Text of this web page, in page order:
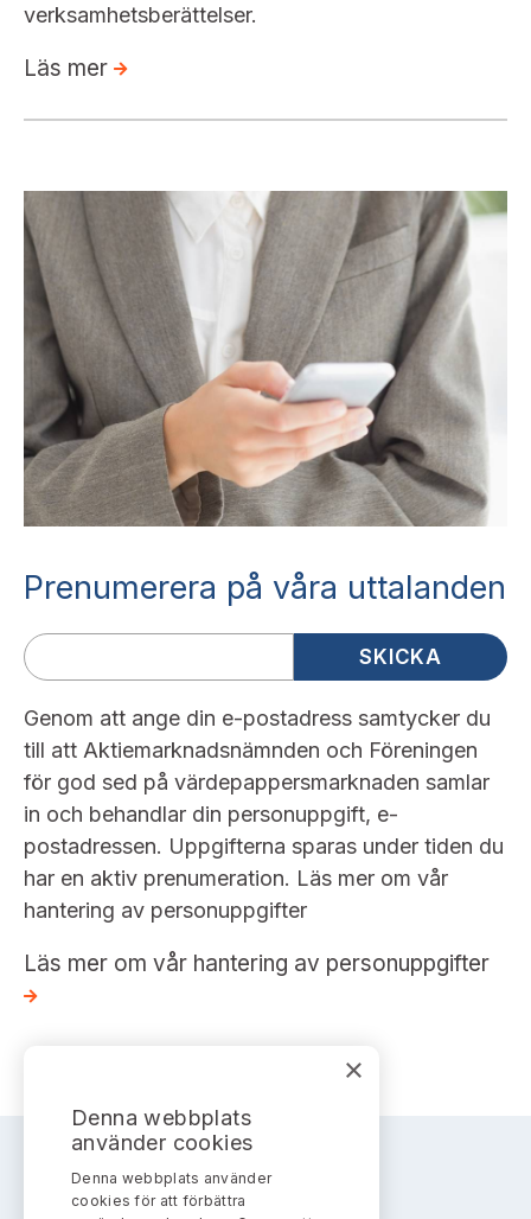
verksamhetsberättelser.
Läs mer
Prenumerera på våra uttalanden
Genom att ange din e-postadress samtycker du
till att Aktiemarknadsnämnden och Föreningen
för god sed på värdepappersmarknaden samlar
in och behandlar din personuppgift, e-
postadressen. Uppgifterna sparas under tiden du
har en aktiv prenumeration. Läs mer om vår
hantering av personuppgifter
Läs mer om vår hantering av personuppgifter
AKTIEMARKNADSNÄMNDEN
×
Denna webbplats
använder cookies
Denna webbplats använder
cookies för att förbättra